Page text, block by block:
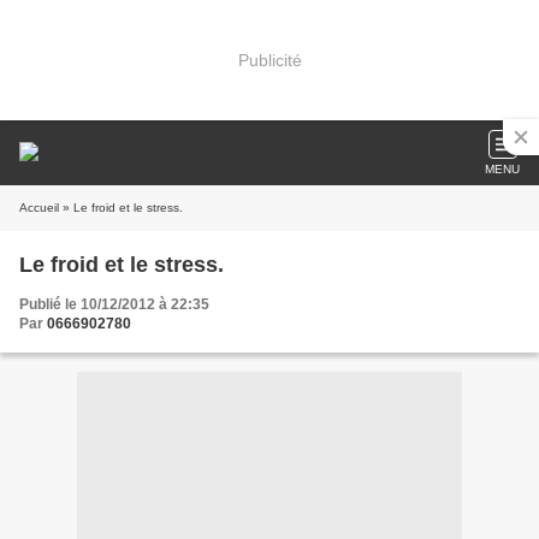
Publicité
MENU
Accueil » Le froid et le stress.
Le froid et le stress.
Publié le 10/12/2012 à 22:35
Par 0666902780